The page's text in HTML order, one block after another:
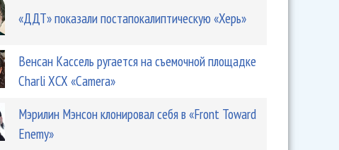
«ДДТ» показали постапокалиптическую «Херь»
Венсан Кассель ругается на съемочной площадке
Charli XCX «Camera»
Мэрилин Мэнсон клонировал себя в «Front Toward
Enemy»